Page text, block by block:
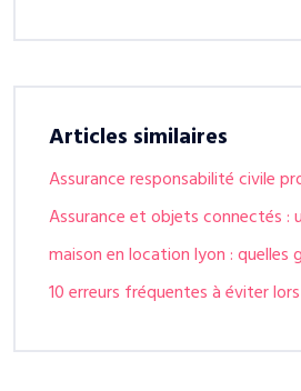
Articles similaires
Assurance responsabilité civile
Assurance et objets connectés :
maison en location lyon : quelles
10 erreurs fréquentes à éviter